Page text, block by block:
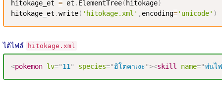
hitokage_et = et . ElementTree( hitokage)
hitokage_et .write( 'hitokage.xml' , encoding='unicode' )
ได้ไฟล์ hitokage.xml
<pokemon lv="11 " species="ฮิโตคาเงะ"><skill name="พ่นไฟ